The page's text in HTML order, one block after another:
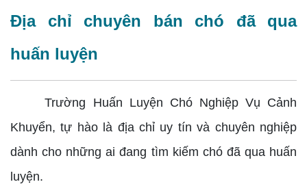
Địa chỉ chuyên bán chó đã qua
huấn luyện
Trường Huấn Luyện Chó Nghiệp Vụ Cảnh
Khuyển, tự hào là địa chỉ uy tín và chuyên nghiệp
dành cho những ai đang tìm kiếm chó đã qua huấn
luyện.